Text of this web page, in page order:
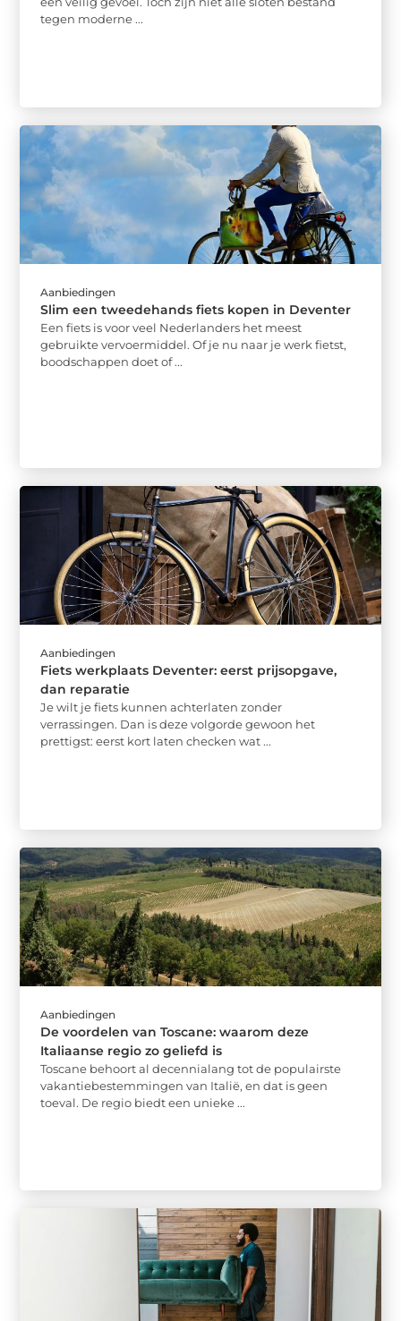
tegen moderne ...
Aanbiedingen
Slim een tweedehands fiets kopen in Deventer
Een fiets is voor veel Nederlanders het meest
gebruikte vervoermiddel. Of je nu naar je werk fietst,
boodschappen doet of ...
Aanbiedingen
Fiets werkplaats Deventer: eerst prijsopgave,
dan reparatie
Je wilt je fiets kunnen achterlaten zonder
verrassingen. Dan is deze volgorde gewoon het
prettigst: eerst kort laten checken wat ...
Aanbiedingen
De voordelen van Toscane: waarom deze
Italiaanse regio zo geliefd is
Toscane behoort al decennialang tot de populairste
vakantiebestemmingen van Italië, en dat is geen
toeval. De regio biedt een unieke ...